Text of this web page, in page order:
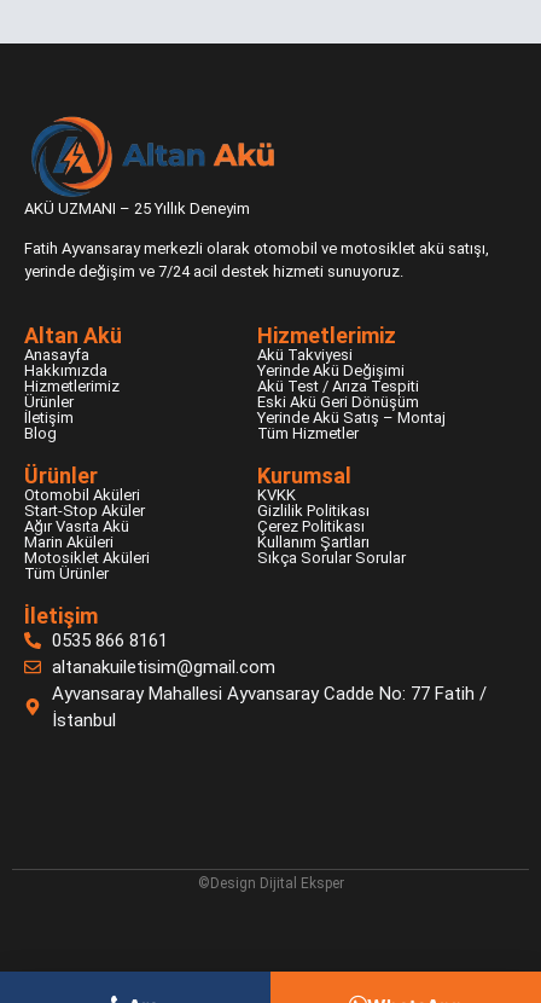
AKÜ UZMANI – 25 Yıllık Deneyim
Fatih Ayvansaray merkezli olarak otomobil ve motosiklet akü satışı,
yerinde değişim ve 7/24 acil destek hizmeti sunuyoruz.
Altan Akü
Anasayfa
Hakkımızda
Hizmetlerimiz
Ürünler
İletişim
Blog
Hizmetlerimiz
Akü Takviyesi
Yerinde Akü Değişimi
Akü Test / Arıza Tespiti
Eski Akü Geri Dönüşüm
Yerinde Akü Satış – Montaj
Tüm Hizmetler
Ürünler
Otomobil Aküleri
Start-Stop Aküler
Ağır Vasıta Akü
Marin Aküleri
Motosiklet Aküleri
Tüm Ürünler
Kurumsal
KVKK
Gizlilik Politikası
Çerez Politikası
Kullanım Şartları
Sıkça Sorular Sorular
İletişim
0535 866 8161
altanakuiletisim@gmail.com
Ayvansaray Mahallesi Ayvansaray Cadde No: 77 Fatih /
İstanbul
©Design Dijital Eksper